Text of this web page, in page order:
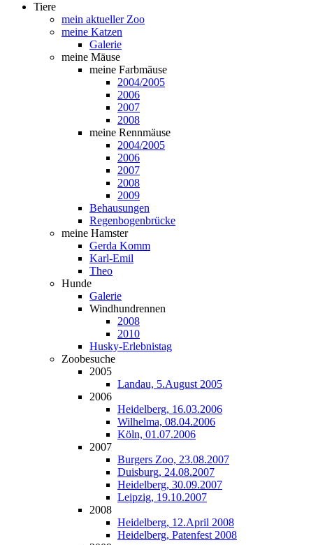
Tiere
mein aktueller Zoo
meine Katzen
Galerie
meine Mäuse
meine Farbmäuse
2004/2005
2006
2007
2008
meine Rennmäuse
2004/2005
2006
2007
2008
2009
Behausungen
Regenbogenbrücke
meine Hamster
Gerda Komm
Karl-Emil
Theo
Hunde
Galerie
Windhundrennen
2008
2010
Husky-Erlebnistag
Zoobesuche
2005
Landau, 5.August 2005
2006
Heidelberg, 16.03.2006
Wilhelma, 08.04.2006
Köln, 01.07.2006
2007
Burgers Zoo, 23.08.2007
Duisburg, 24.08.2007
Heidelberg, 30.09.2007
Leipzig, 19.10.2007
2008
Heidelberg, 12.April 2008
Heidelberg, Patenfest 2008